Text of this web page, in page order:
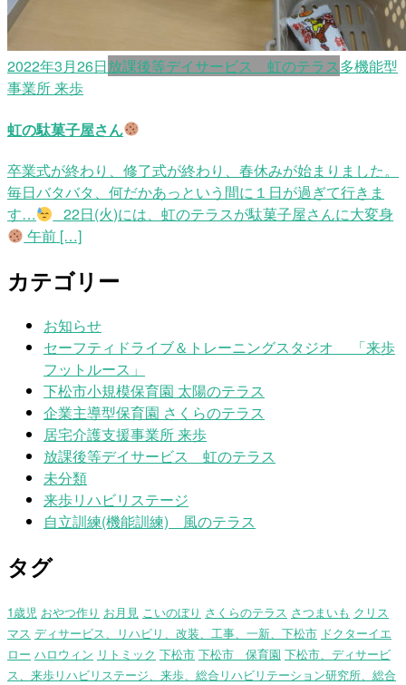
2022年3月26日放課後等デイサービス 虹のテラス多機能型
事業所 来歩
虹の駄菓子屋さん
卒業式が終わり、修了式が終わり、春休みが始まりました。
毎日バタバタ、何だかあっという間に１日が過ぎて行きま
す…
22日(火)には、虹のテラスが駄菓子屋さんに大変身
午前 […]
カテゴリー
お知らせ
セーフティドライブ＆トレーニングスタジオ 「来歩
フットルース」
下松市小規模保育園 太陽のテラス
企業主導型保育園 さくらのテラス
居宅介護支援事業所 来歩
放課後等デイサービス 虹のテラス
未分類
来歩リハビリステージ
自立訓練(機能訓練) 風のテラス
タグ
1歳児 おやつ作り お月見 こいのぼり さくらのテラス さつまいも クリス
マス ディサービス、リハビリ、改装、工事、一新、下松市 ドクターイエ
ロー ハロウィン リトミック 下松市 下松市 保育園 下松市、ディサービ
ス、来歩リハビリステージ、来歩、総合リハビリテーション研究所、総合